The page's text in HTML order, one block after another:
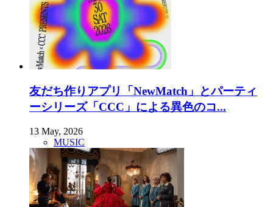
友だち作りアプリ「NewMatch」とパーティ
ーシリーズ「CCC」による異色のコ...
13 May, 2026
MUSIC